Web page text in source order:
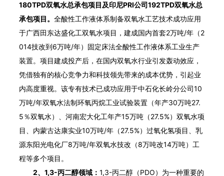
180TPD双氧水总承包项目及印尼PRI公司192TPD双氧水总
承包项目。 全酸性工作液体系制备双氧水工艺技术成功应用
于广西田东达盛化工双氧水项目，建成国内首套2万吨/年（2
014技改到6万吨/年）固定床法全酸性工作液体系工业生产
装置。项目建成投产后，在国内双氧水行业引发轰动效应，
凭借独有的核心竞争力和科技领先带来的成本优势，引起业
内高度重视。该专有技术已成功应用于中石化长岭分公司10
万吨/年双氧水法制环氧丙烷工业试验装置（年产30万吨27.
5％双氧水）、河南宏大化工年产15万吨（27.5%）双氧水项
目、内蒙古达康实业10万吨/年（27.5%）过氧化氢项目、乳
源东阳光电化厂8万吨/年双氧水技改（8万吨改14万吨）工
程等多个项目。
2、1,3-丙二醇领域： 1,3-丙二醇（PDO）为一种重要的